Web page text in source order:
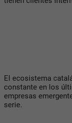
El ecosistema
constante en los
empresas
serie.